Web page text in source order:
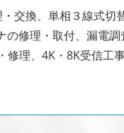
交換、単相３線式
修理・取付、漏電調
修理、4K・8K受信工